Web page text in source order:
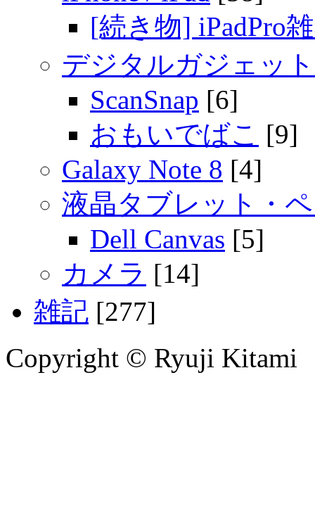
[続き物] iPadPro
デジタルガジェット
ScanSnap [6]
おもいでばこ [9]
Galaxy Note 8 [4]
液晶タブレット・
Dell Canvas [5]
カメラ [14]
雑記 [277]
Copyright © Ryuji Kitami